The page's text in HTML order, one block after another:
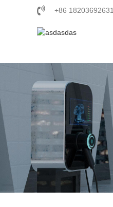
+86 18203692631